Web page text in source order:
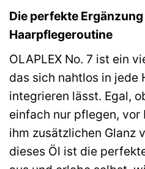
Die perfekte
Haarpflegeroutine
OLAPLEX No. 7 ist ein
das sich nahtlos in jede
integrieren lässt. Egal,
einfach nur pflegen,
ihm zusätzlichen Glanz
dieses Öl ist die